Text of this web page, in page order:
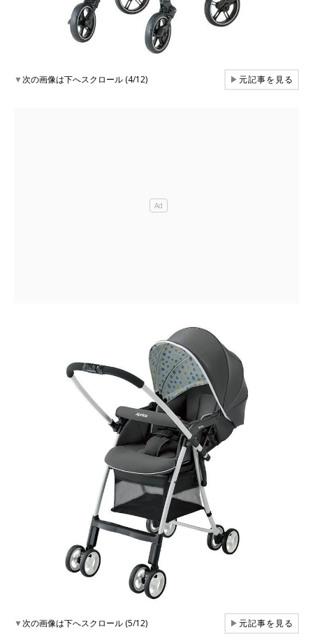
▼次の画像は下へスクロール (4/12) ▶元記事を見る
▼次の画像は下へスクロール (5/12) ▶元記事を見る